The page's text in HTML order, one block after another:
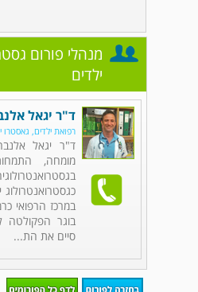
מנהלי פורום
ילדים
ד"ר יגאל
רפואת ילדים, גאסטרו
ד"ר יגאל
מומחה,
במרכז הרפואי
בוגר הפקולטה
סיים את הת...